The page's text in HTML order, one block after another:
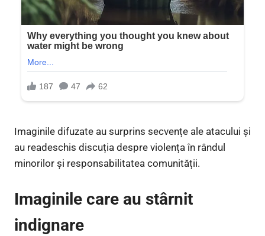
Imaginile difuzate au surprins secvențe ale atacului și
au readeschis discuția despre violența în rândul
minorilor și responsabilitatea comunității.
Imaginile care au stârnit
indignare